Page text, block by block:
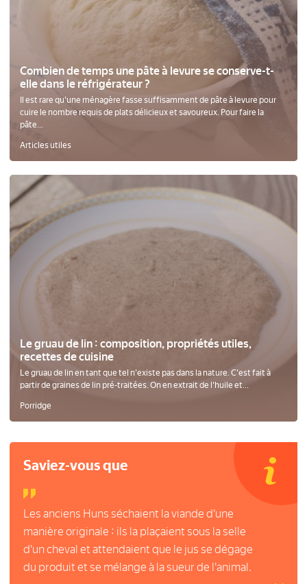
Combien de temps une pâte à levure se conserve-t-
elle dans le réfrigérateur ?
Il est rare qu'une ménagère fasse suffisamment de pâte à levure pour
cuire le nombre requis de plats délicieux et savoureux. Pour faire la
pâte...
Articles utiles
Le gruau de lin : composition, propriétés utiles,
recettes de cuisine
Le gruau de lin en tant que tel n'existe pas dans la nature. C'est fait à
partir de graines de lin pré-traitées. On en extrait de l'huile et...
Porridge
Saviez-vous que
Les anciens Huns séchaient la viande d'une
manière originale : ils la plaçaient sous la selle
d'un cheval et attendaient que le jus se dégage
du produit et se mélange à la sueur de l'animal.